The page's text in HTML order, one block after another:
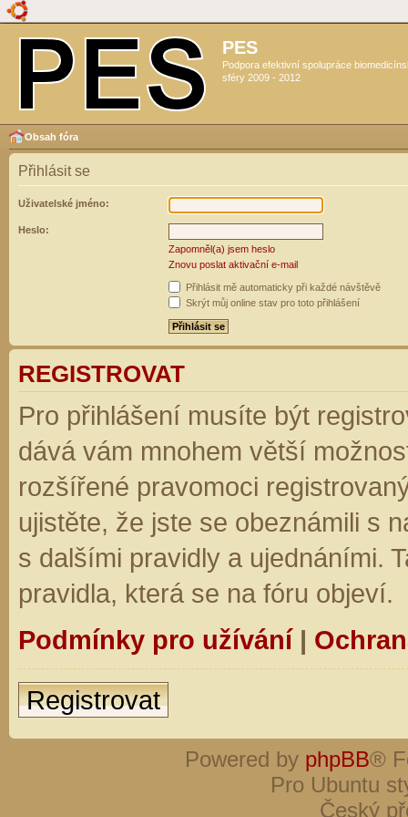
PES
Podpora efektivní spolupráce
sféry 2009 - 2012
Obsah fóra
Přihlásit se
Uživatelské jméno:
Heslo:
Zapomněl(a) jsem heslo
Znovu poslat aktivační e-mail
Přihlásit mě automaticky při každé návštěvě
Skrýt můj online stav pro toto přihlášení
REGISTROVAT
Pro přihlášení musíte být
dává vám mnohem větší
rozšířené pravomoci
ujistěte, že jste se obeznámili s
s dalšími pravidly a ujednáními.
pravidla, která se na fóru objeví.
Podmínky pro užívání|
Registrovat
Powered by phpBB®
Pro Ubuntu
Český